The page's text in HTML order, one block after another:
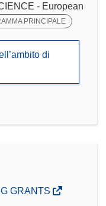
- European
PRINCIPALE
di
GRANTS